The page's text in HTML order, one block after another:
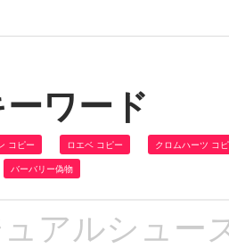
ーワード
コピー ロエベ コピー クロムハーツ コ
バーバリー偽物
アルシュー